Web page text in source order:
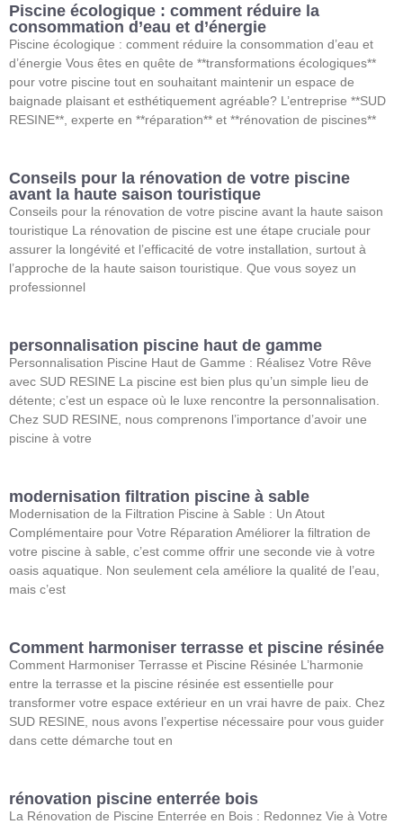
Piscine écologique : comment réduire la
consommation d’eau et d’énergie
Piscine écologique : comment réduire la consommation d’eau et
d’énergie Vous êtes en quête de **transformations écologiques**
pour votre piscine tout en souhaitant maintenir un espace de
baignade plaisant et esthétiquement agréable? L’entreprise **SUD
RESINE**, experte en **réparation** et **rénovation de piscines**
Conseils pour la rénovation de votre piscine
avant la haute saison touristique
Conseils pour la rénovation de votre piscine avant la haute saison
touristique La rénovation de piscine est une étape cruciale pour
assurer la longévité et l’efficacité de votre installation, surtout à
l’approche de la haute saison touristique. Que vous soyez un
professionnel
personnalisation piscine haut de gamme
Personnalisation Piscine Haut de Gamme : Réalisez Votre Rêve
avec SUD RESINE La piscine est bien plus qu’un simple lieu de
détente; c’est un espace où le luxe rencontre la personnalisation.
Chez SUD RESINE, nous comprenons l’importance d’avoir une
piscine à votre
modernisation filtration piscine à sable
Modernisation de la Filtration Piscine à Sable : Un Atout
Complémentaire pour Votre Réparation Améliorer la filtration de
votre piscine à sable, c’est comme offrir une seconde vie à votre
oasis aquatique. Non seulement cela améliore la qualité de l’eau,
mais c’est
Comment harmoniser terrasse et piscine résinée
Comment Harmoniser Terrasse et Piscine Résinée L’harmonie
entre la terrasse et la piscine résinée est essentielle pour
transformer votre espace extérieur en un vrai havre de paix. Chez
SUD RESINE, nous avons l’expertise nécessaire pour vous guider
dans cette démarche tout en
rénovation piscine enterrée bois
La Rénovation de Piscine Enterrée en Bois : Redonnez Vie à Votre